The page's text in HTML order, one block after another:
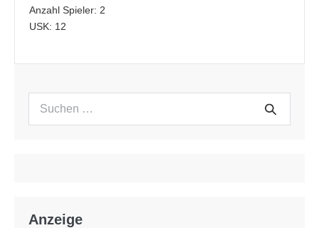
Anzahl Spieler: 2
USK: 12
Suchen
Suche
Anzeige